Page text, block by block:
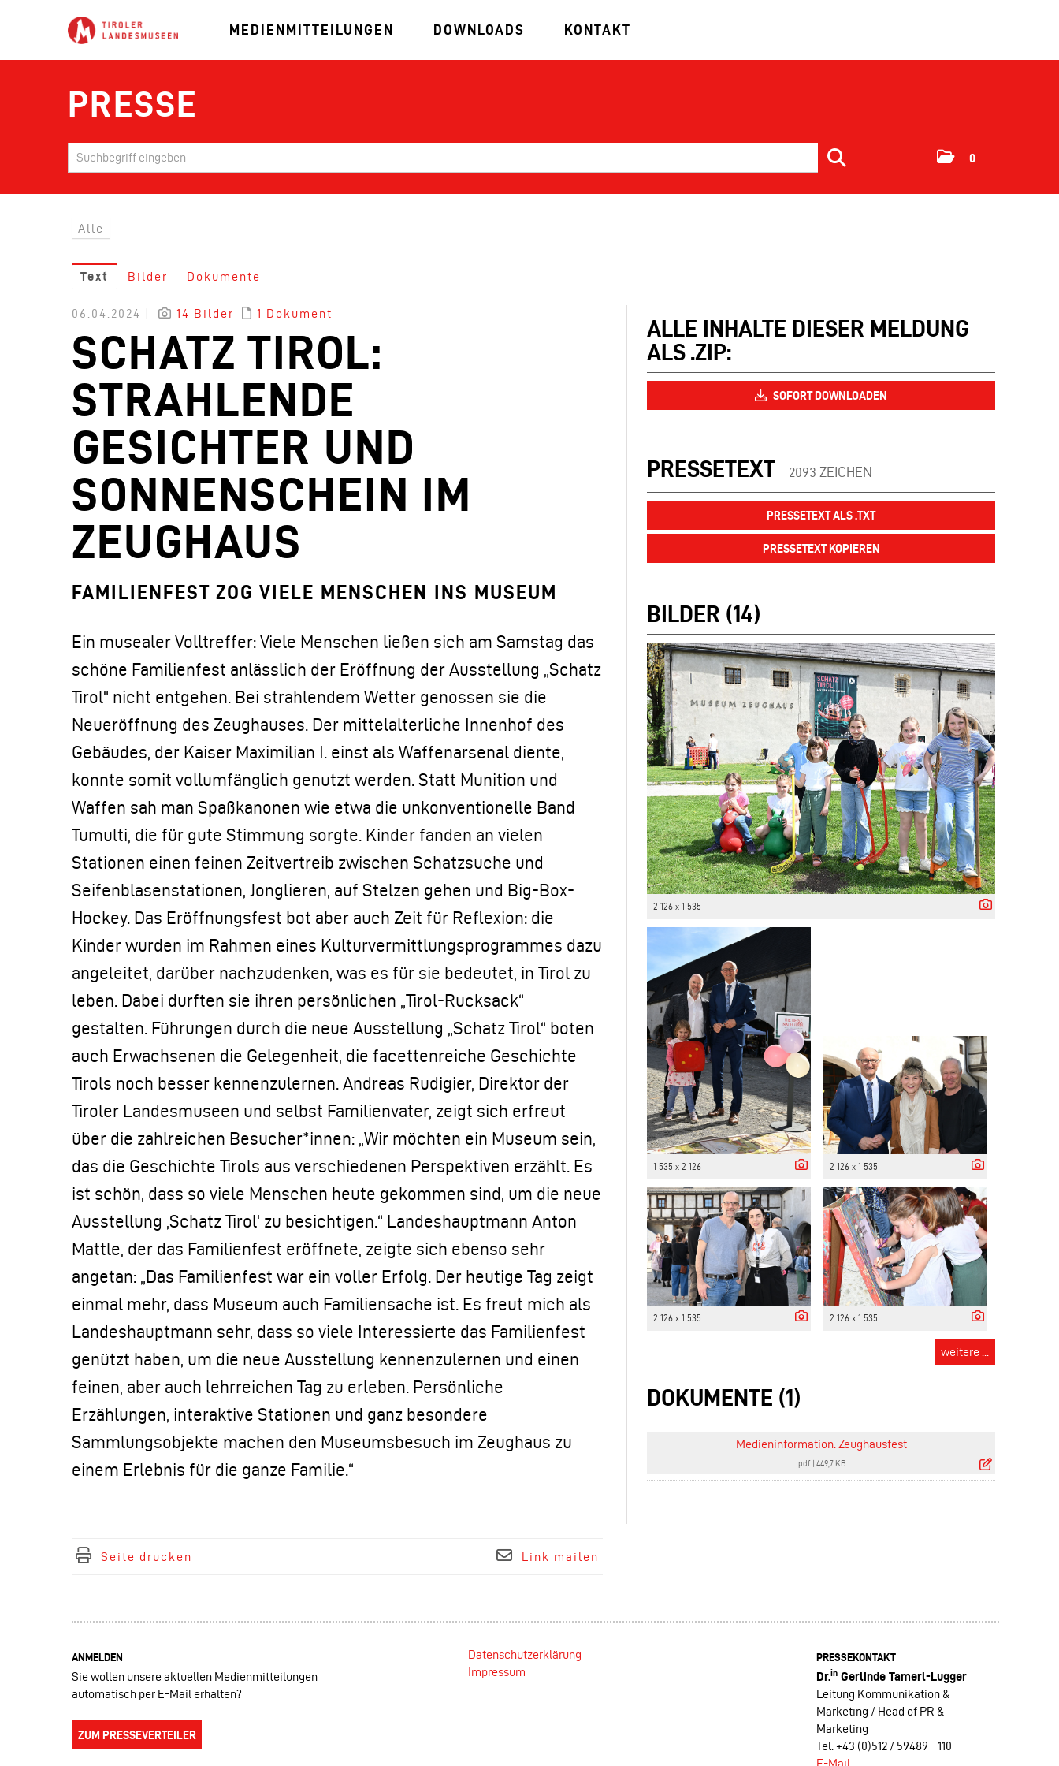
MEDIENMITTEILUNGEN DOWNLOADS KONTAKT
0
PRESSE
Alle
Text Bilder Dokumente
06.04.2024 | 14 Bilder 1 Dokument
SCHATZ TIROL:
STRAHLENDE
GESICHTER UND
SONNENSCHEIN IM
ZEUGHAUS
FAMILIENFEST ZOG VIELE MENSCHEN INS MUSEUM
Ein musealer Volltreffer: Viele Menschen ließen sich am Samstag das
schöne Familienfest anlässlich der Eröffnung der Ausstellung „Schatz
Tirol“ nicht entgehen. Bei strahlendem Wetter genossen sie die
Neueröffnung des Zeughauses. Der mittelalterliche Innenhof des
Gebäudes, der Kaiser Maximilian I. einst als Waffenarsenal diente,
konnte somit vollumfänglich genutzt werden. Statt Munition und
Waffen sah man Spaßkanonen wie etwa die unkonventionelle Band
Tumulti, die für gute Stimmung sorgte. Kinder fanden an vielen
Stationen einen feinen Zeitvertreib zwischen Schatzsuche und
Seifenblasenstationen, Jonglieren, auf Stelzen gehen und Big-Box-
Hockey. Das Eröffnungsfest bot aber auch Zeit für Reflexion: die
Kinder wurden im Rahmen eines Kulturvermittlungsprogrammes dazu
angeleitet, darüber nachzudenken, was es für sie bedeutet, in Tirol zu
leben. Dabei durften sie ihren persönlichen „Tirol-Rucksack“
gestalten. Führungen durch die neue Ausstellung „Schatz Tirol“ boten
auch Erwachsenen die Gelegenheit, die facettenreiche Geschichte
Tirols noch besser kennenzulernen. Andreas Rudigier, Direktor der
Tiroler Landesmuseen und selbst Familienvater, zeigt sich erfreut
über die zahlreichen Besucher*innen: „Wir möchten ein Museum sein,
das die Geschichte Tirols aus verschiedenen Perspektiven erzählt. Es
ist schön, dass so viele Menschen heute gekommen sind, um die neue
Ausstellung ,Schatz Tirol' zu besichtigen.“ Landeshauptmann Anton
Mattle, der das Familienfest eröffnete, zeigte sich ebenso sehr
angetan: „Das Familienfest war ein voller Erfolg. Der heutige Tag zeigt
einmal mehr, dass Museum auch Familiensache ist. Es freut mich als
Landeshauptmann sehr, dass so viele Interessierte das Familienfest
genützt haben, um die neue Ausstellung kennenzulernen und einen
feinen, aber auch lehrreichen Tag zu erleben. Persönliche
Erzählungen, interaktive Stationen und ganz besondere
Sammlungsobjekte machen den Museumsbesuch im Zeughaus zu
einem Erlebnis für die ganze Familie.“
Seite drucken Link mailen
ALLE INHALTE DIESER MELDUNG
ALS .ZIP:
SOFORT DOWNLOADEN
PRESSETEXT 2093 ZEICHEN
PRESSETEXT ALS .TXT
PRESSETEXT KOPIEREN
BILDER (14)
2 126 x 1 535
1 535 x 2 126 2 126 x 1 535
2 126 x 1 535 2 126 x 1 535
weitere ...
DOKUMENTE (1)
Medieninformation: Zeughausfest
.pdf| 449,7 KB
ANMELDEN
Sie wollen unsere aktuellen Medienmitteilungen
automatisch per E-Mail erhalten?
ZUM PRESSEVERTEILER
Datenschutzerklärung
Impressum
PRESSEKONTAKT
Dr.in Gerlinde Tamerl-Lugger
Leitung Kommunikation &
Marketing / Head of PR &
Marketing
Tel: +43 (0)512 / 59489 - 110
E-Mail